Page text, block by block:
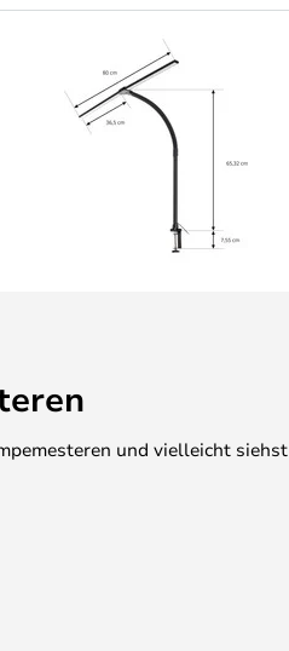
und vielleicht